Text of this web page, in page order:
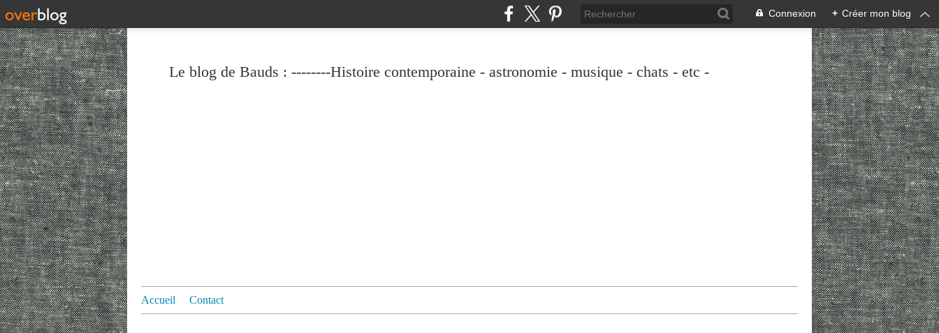
Connexion + Créer mon blog
Le blog de Bauds : --------Histoire contemporaine - astronomie - musique - chats - etc -
Accueil Contact